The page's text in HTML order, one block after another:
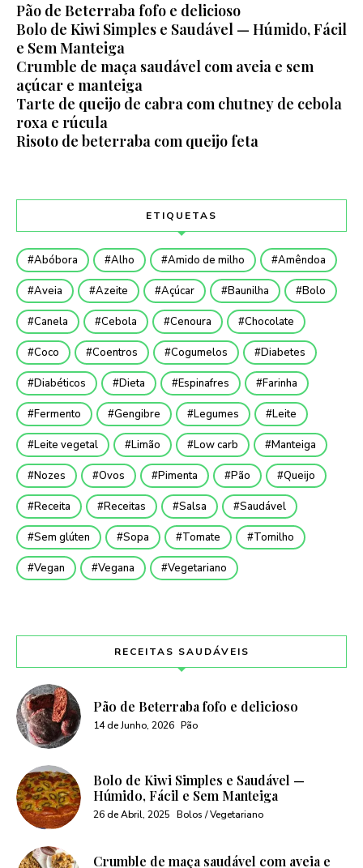
Pão de Beterraba fofo e delicioso
Bolo de Kiwi Simples e Saudável — Húmido, Fácil
e Sem Manteiga
Crumble de maça saudável com aveia e sem
açúcar e manteiga
Tarte de queijo de cabra com chutney de cebola
roxa e rúcula
Risoto de beterraba com queijo feta
ETIQUETAS
Abóbora Alho Amido de milho Amêndoa
Aveia Azeite Açúcar Baunilha Bolo
Canela Cebola Cenoura Chocolate
Coco Coentros Cogumelos Diabetes
Diabéticos Dieta Espinafres Farinha
Fermento Gengibre Legumes Leite
Leite vegetal Limão Low carb Manteiga
Nozes Ovos Pimenta Pão Queijo
Receita Receitas Salsa Saudável
Sem glúten Sopa Tomate Tomilho
Vegan Vegana Vegetariano
RECEITAS SAUDÁVEIS
Pão de Beterraba fofo e delicioso
14 de Junho, 2026 Pão
Bolo de Kiwi Simples e Saudável —
Húmido, Fácil e Sem Manteiga
26 de Abril, 2025 Bolos / Vegetariano
Crumble de maça saudável com aveia e